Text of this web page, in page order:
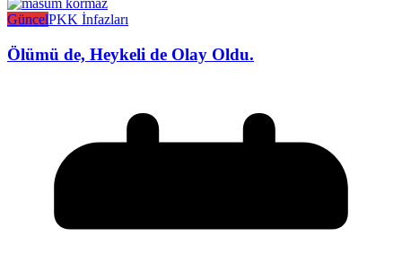
GüncelPKK İnfazları
Ölümü de, Heykeli de Olay Oldu.